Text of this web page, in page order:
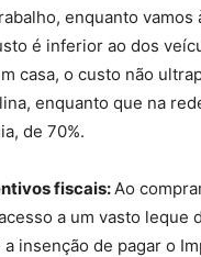
enquanto vamos
é inferior ao dos
casa, o custo não
enquanto que na
de 70%.
fiscais: Ao
a um vasto leque
insenção de pagar o